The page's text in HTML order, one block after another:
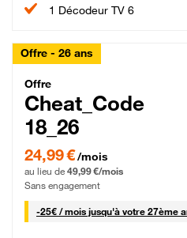
1 Décodeur TV 6
Offre - 26 ans
Cheat_Code
Offre
Cheat_Code
18_26
24,99 € par mois pendant 0 mois puis
24,99 €/mois
au lieu de 49,99 €/mois
Sans engagement
-25€ / mois25 € par mois
jusqu'à votre 27ème